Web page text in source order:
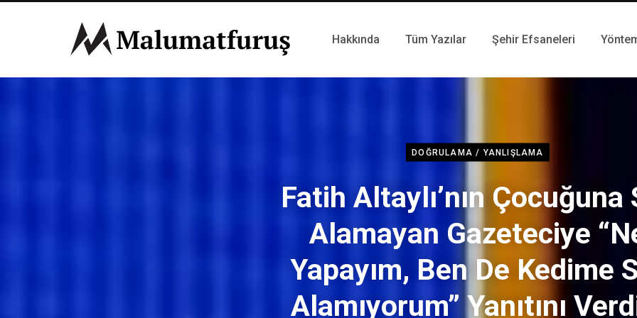
Hakkında Tüm Yazılar Şehir Efsaneleri
DOĞRULAMA / YANLIŞLAMA
Fatih Altaylı’nın Çocuğuna
Alamayan Gazeteciye
Yapayım, Ben De Kedime
Alamıyorum” Yanıtını